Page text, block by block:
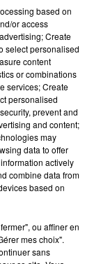
4h57
4h57
based on
or access
Create
select personalised
content
or combinations
services; Create
personalised
prevent and
and content;
may
data to offer
actively
combine data from
based on
ou affiner en
mes choix".
sans